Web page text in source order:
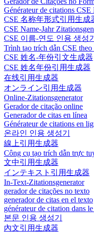
Générateur de citations
CSE 名称年形式引用生成
CSE Name-Jahr
CSE 이름-연도 인용 생성기
Trình tạo trích dẫn CSE theo
CSE 姓名-年份引文生成器
CSE 姓名年份引用生成器
在线引用生成器
オンライン引用生成器
Online-Zitationsgenerator
Gerador de citação online
Generador de citas en línea
Générateur de citations en
온라인 인용 생성기
線上引用生成器
Công cụ tạo trích dẫn trực
文中引用生成器
インテキスト引用生成器
In-Text-Zitationsgenerator
gerador de citações no texto
generador de citas en el texto
générateur de citation dans
본문 인용 생성기
內文引用生成器